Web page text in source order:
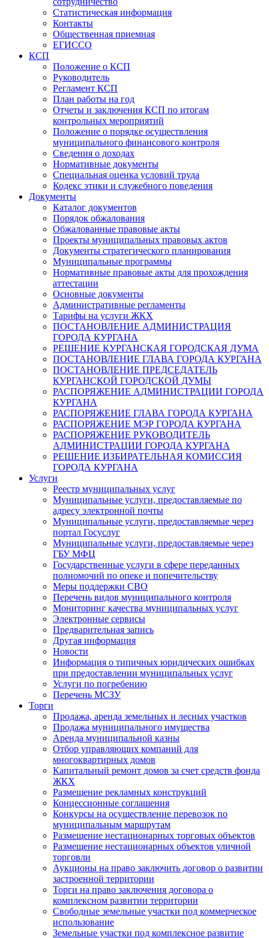
Статистическая информация
Контакты
Общественная приемная
ЕГИССО
КСП
Положение о КСП
Руководитель
Регламент КСП
План работы на год
Отчеты и заключения КСП по итогам
контрольных мероприятий
Положение о порядке осуществления
муниципального финансового контроля
Сведения о доходах
Нормативные документы
Специальная оценка условий труда
Кодекс этики и служебного поведения
Документы
Каталог документов
Порядок обжалования
Обжалованные правовые акты
Проекты муниципальных правовых актов
Документы стратегического планирования
Муниципальные программы
Нормативные правовые акты для прохождения
аттестации
Основные документы
Административные регламенты
Тарифы на услуги ЖКХ
ПОСТАНОВЛЕНИЕ АДМИНИСТРАЦИЯ
ГОРОДА КУРГАНА
РЕШЕНИЕ КУРГАНСКАЯ ГОРОДСКАЯ ДУМА
ПОСТАНОВЛЕНИЕ ГЛАВА ГОРОДА КУРГАНА
ПОСТАНОВЛЕНИЕ ПРЕДСЕДАТЕЛЬ
КУРГАНСКОЙ ГОРОДСКОЙ ДУМЫ
РАСПОРЯЖЕНИЕ АДМИНИСТРАЦИИ ГОРОДА
КУРГАНА
РАСПОРЯЖЕНИЕ ГЛАВА ГОРОДА КУРГАНА
РАСПОРЯЖЕНИЕ МЭР ГОРОДА КУРГАНА
РАСПОРЯЖЕНИЕ РУКОВОДИТЕЛЬ
АДМИНИСТРАЦИИ ГОРОДА КУРГАНА
РЕШЕНИЕ ИЗБИРАТЕЛЬНАЯ КОМИССИЯ
ГОРОДА КУРГАНА
Услуги
Реестр муниципальных услуг
Муниципальные услуги, предоставляемые по
адресу электронной почты
Муниципальные услуги, предоставляемые через
портал Госуслуг
Муниципальные услуги, предоставляемые через
ГБУ МФЦ
Государственные услуги в сфере переданных
полномочий по опеке и попечительству
Меры поддержки СВО
Перечень видов муниципального контроля
Мониторинг качества муниципальных услуг
Электронные сервисы
Предварительная запись
Другая информация
Новости
Информация о типичных юридических ошибках
при предоставлении муниципальных услуг
Услуги по погребению
Перечень МСЗУ
Торги
Продажа, аренда земельных и лесных участков
Продажа муниципального имущества
Аренда муниципальной казны
Отбор управляющих компаний для
многоквартирных домов
Капитальный ремонт домов за счет средств фонда
ЖКХ
Размещение рекламных конструкций
Концессионные соглашения
Конкурсы на осуществление перевозок по
муниципальным маршрутам
Размещение нестационарных торговых объектов
Размещение нестационарных объектов уличной
торговли
Аукционы на право заключить договор о развитии
застроенной территории
Торги на право заключения договора о
комплексном развитии территории
Свободные земельные участки под коммерческое
использование
Земельные участки под комплексное развитие